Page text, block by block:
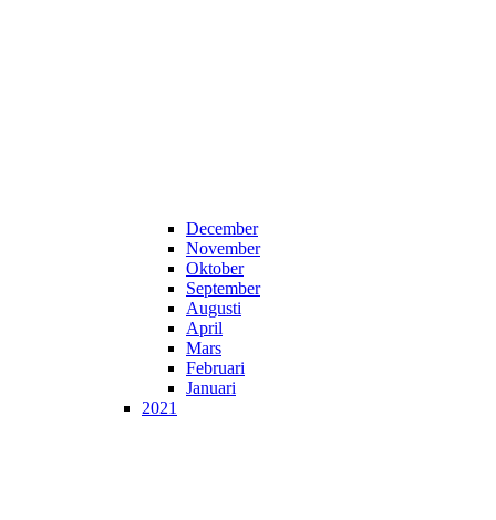
December
November
Oktober
September
Augusti
April
Mars
Februari
Januari
2021